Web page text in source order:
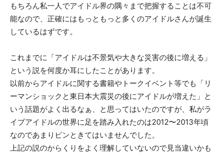
もちろん私一人でアイドル界の隅々まで把握することは不可
能なので、正確にはもっともっと多くのアイドルさんが誕生
しているはずです。
これまでに「アイドルは不景気や大きな災害の後に増える」
という説を何度か耳にしたことがあります。
以前からアイドルに関する書籍やトークイベント等でも「リ
ーマンショックと東日本大震災の後にアイドルが増えた」と
いう話題がよく出るなぁ、と思ってはいたのですが、私がラ
イブアイドルの世界に足を踏み入れたのは2012〜2013年頃
なのであまりピンときてはいませんでした。
上記の説のからくりをよく理解していないので見当違いかも